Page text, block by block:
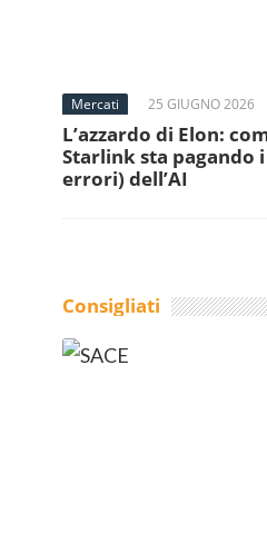
Mercati 25 GIUGNO 2026
L’azzardo di Elon:
Starlink sta pagando
errori) dell’AI
Consigliati